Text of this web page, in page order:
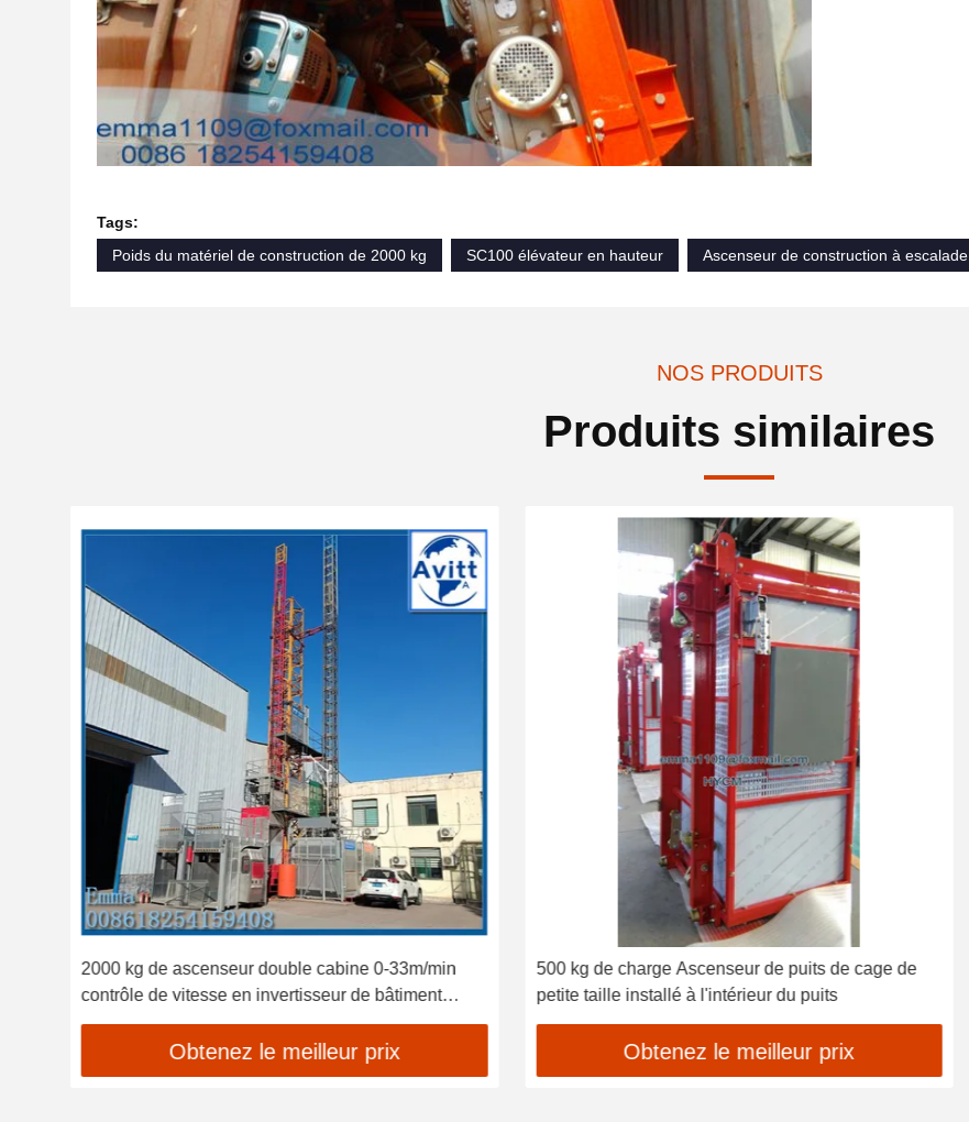
Tags:
Poids du matériel de construction de 2000 kg
SC100 élévateur en hauteur Ascenseur de construction à escalade
NOS PRODUITS
Produits similaires
2000 kg de ascenseur double cabine 0-33m/min
contrôle de vitesse en invertisseur de bâtiment
ascenseurs
Obtenez le meilleur prix
500 kg de charge Ascenseur de puits de cage de
petite taille installé à l'intérieur du puits
Obtenez le meilleur prix